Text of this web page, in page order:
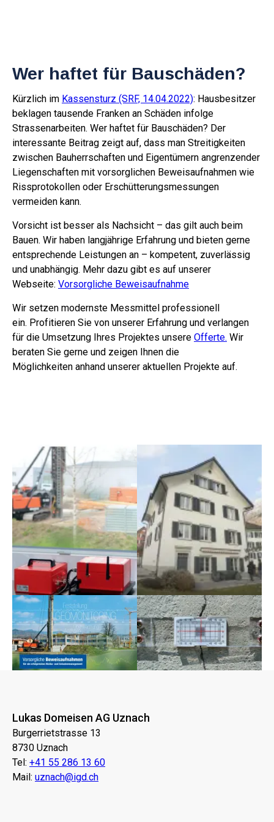
Wer haftet für Bauschäden?
Kürzlich im Kassensturz (SRF, 14.04.2022): Hausbesitzer
beklagen tausende Franken an Schäden infolge
Strassenarbeiten. Wer haftet für Bauschäden? Der
interessante Beitrag zeigt auf, dass man Streitigkeiten
zwischen Bauherrschaften und Eigentümern angrenzender
Liegenschaften mit vorsorglichen Beweisaufnahmen wie
Rissprotokollen oder Erschütterungsmessungen
vermeiden kann.
Vorsicht ist besser als Nachsicht – das gilt auch beim
Bauen. Wir haben langjährige Erfahrung und bieten gerne
entsprechende Leistungen an – kompetent, zuverlässig
und unabhängig. Mehr dazu gibt es auf unserer
Webseite: Vorsorgliche Beweisaufnahme
Wir setzen modernste Messmittel professionell
ein. Profitieren Sie von unserer Erfahrung und verlangen
für die Umsetzung Ihres Projektes unsere Offerte. Wir
beraten Sie gerne und zeigen Ihnen die
Möglichkeiten anhand unserer aktuellen Projekte auf.
Lukas Domeisen AG Uznach
Burgerrietstrasse 13
8730 Uznach
Tel: +41 55 286 13 60
Mail: uznach@igd.ch